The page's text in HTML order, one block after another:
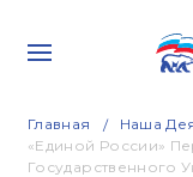
Главная Наша
«Единой России»
Государственного